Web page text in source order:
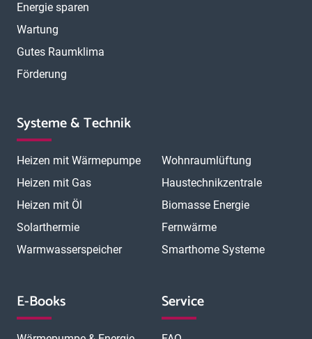
Energie sparen
Wartung
Gutes Raumklima
Förderung
Systeme & Technik
Heizen mit Wärmepumpe
Heizen mit Gas
Heizen mit Öl
Solarthermie
Warmwasserspeicher
Wohnraumlüftung
Haustechnikzentrale
Biomasse Energie
Fernwärme
Smarthome Systeme
E-Books Service